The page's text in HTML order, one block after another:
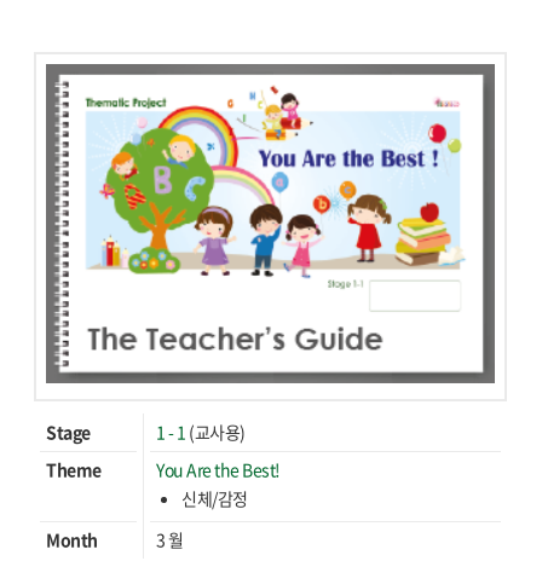
Stage 1 - 1 (교사용)
Theme
You Are the Best!
신체/감정
Month
3 월